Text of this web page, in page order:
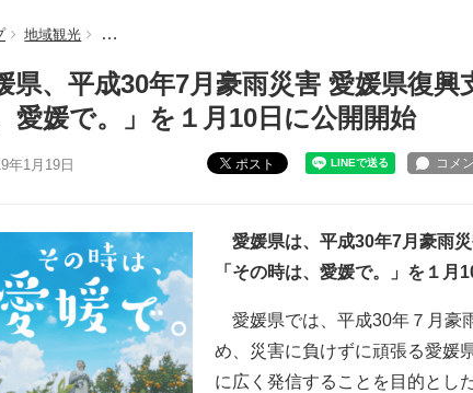
地域観光 愛媛県、平成30年7月豪雨災害 愛媛県復興支援動画「そ
県、平成30年7月豪雨災害 愛媛県復興
愛媛で。」を１月10日に公開開始
年1月19日 ポスト
愛媛県は、平成30年7月豪雨
「その時は、愛媛で。」を１月
愛媛県では、平成30年７月豪
め、災害に負けずに頑張る愛媛
に広く発信することを目的とし